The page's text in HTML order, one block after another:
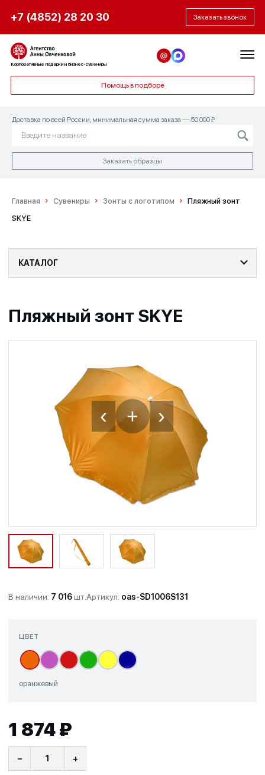
+7 (4852) 28 20 30 Заказать звонок
Корпоративные подарки и бизнес-сувениры
Помощь в подборе
Доставка по всей России, минимальная сумма заказа — 50 000 ₽
Заказать образцы
Главная Сувениры Зонты с логотипом
Пляжный зонт
SKYE
КАТАЛОГ
Пляжный зонт SKYE
‹ + ›
В наличии: 7 016шт.Артикул: oas-SD1006S131
ЦВЕТ
оранжевый
1 874 ₽
− +